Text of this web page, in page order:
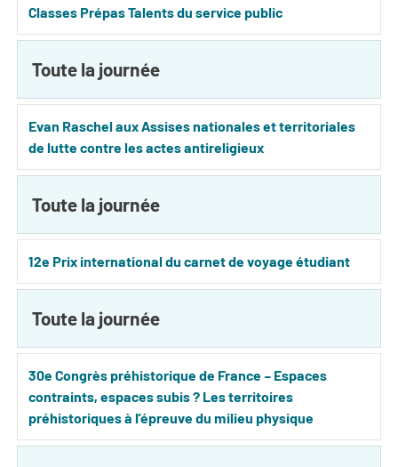
Classes Prépas Talents du service public
Toute la journée
Evan Raschel aux Assises nationales et territoriales
de lutte contre les actes antireligieux
Toute la journée
12e Prix international du carnet de voyage étudiant
Toute la journée
30e Congrès préhistorique de France – Espaces
contraints, espaces subis ? Les territoires
préhistoriques à l’épreuve du milieu physique